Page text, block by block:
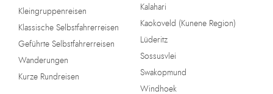
Kleingruppenreisen
Klassische Selbstfahrerreisen
Geführte Selbstfahrerreisen
Wanderungen
Kurze Rundreisen
Kalahari
Kaokoveld (Kunene Region)
Lüderitz
Sossusvlei
Swakopmund
Windhoek